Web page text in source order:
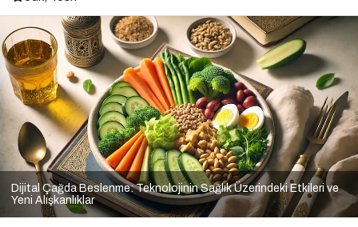
Dijital Çağda Beslenme: Teknolojinin Sağlık Üzerindeki Etkileri ve
Yeni Alışkanlıklar